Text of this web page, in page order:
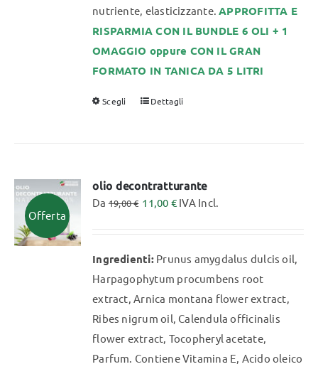
nutriente, elasticizzante.APPROFITTA E
RISPARMIA CON IL BUNDLE 6 OLI + 1
OMAGGIO oppure CON IL GRAN
FORMATO IN TANICA DA 5 LITRI
Scegli
Questo
varianti.
Le
essere
scelte
nella
pagina
del
prodotto
Dettagli
Offerta
olio decontratturante
Da19,00€ 11,00 € IVA Incl.
Ingredienti:Prunus amygdalus dulcis oil,
Harpagophytum procumbens root
extract, Arnica montana flower extract,
Ribes nigrum oil, Calendula officinalis
flower extract, Tocopheryl acetate,
Parfum. Contiene Vitamina E, Acido oleico